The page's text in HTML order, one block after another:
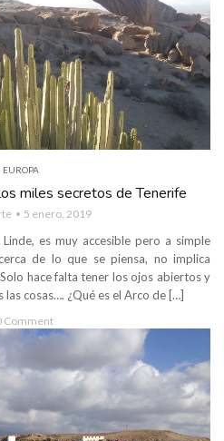
EUROPA
miles secretos de Tenerife
5 enero, 2019
es muy accesible pero a simple
de lo que se piensa, no implica
hace falta tener los ojos abiertos y
cosas…. ¿Qué es el Arco de […]
Comment